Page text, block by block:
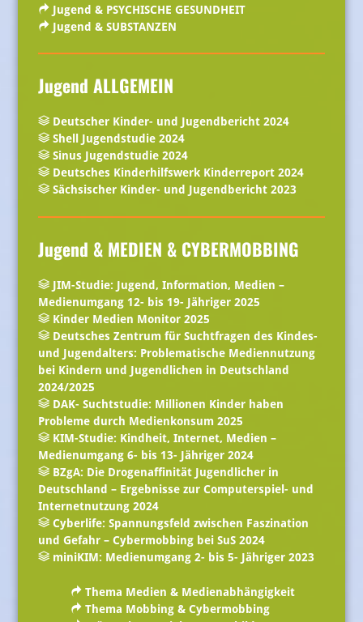
Jugend & PSYCHISCHE GESUNDHEIT
Jugend & SUBSTANZEN
Jugend ALLGEMEIN
Deutscher Kinder- und Jugendbericht 2024
Shell Jugendstudie 2024
Sinus Jugendstudie 2024
Deutsches Kinderhilfswerk Kinderreport 2024
Sächsischer Kinder- und Jugendbericht 2023
Jugend & MEDIEN & CYBERMOBBING
JIM-Studie: Jugend, Information, Medien –
Medienumgang 12- bis 19- Jähriger 2025
Kinder Medien Monitor 2025
Deutsches Zentrum für Suchtfragen des Kindes-
und Jugendalters: Problematische Mediennutzung
bei Kindern und Jugendlichen in Deutschland
2024/2025
DAK- Suchtstudie: Millionen Kinder haben
Probleme durch Medienkonsum 2025
KIM-Studie: Kindheit, Internet, Medien –
Medienumgang 6- bis 13- Jähriger 2024
BZgA: Die Drogenaffinität Jugendlicher in
Deutschland – Ergebnisse zur Computerspiel- und
Internetnutzung 2024
Cyberlife: Spannungsfeld zwischen Faszination
und Gefahr – Cybermobbing bei SuS 2024
miniKIM: Medienumgang 2- bis 5- Jähriger 2023
Thema Medien & Medienabhängigkeit
Thema Mobbing & Cybermobbing